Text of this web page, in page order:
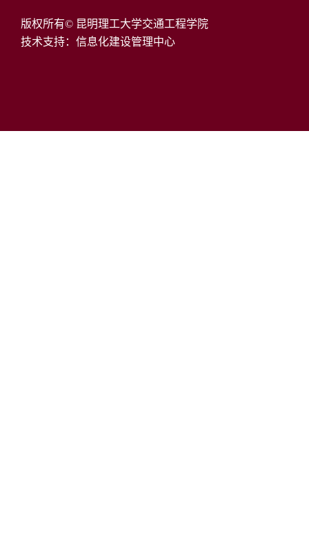
版权所有© 昆明理工大学交通工程学院
技术支持：信息化建设管理中心